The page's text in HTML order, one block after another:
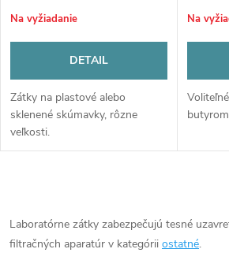
Na vyžiadanie
DETAIL
Zátky na plastové alebo
sklenené skúmavky, rôzne
veľkosti.
Na
v
Laboratórne zátky zabezpečujú tesné
filtračných aparatúr v kategórii ostatné.